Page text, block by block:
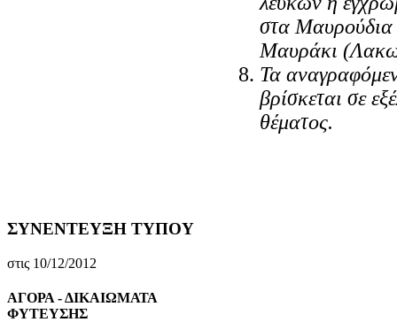
στα Μαυρούδια
Μαυράκι
Τα
βρίσκεται σε
θέματος.
ΣΥΝΕΝΤΕΥΞΗ ΤΥΠΟΥ
στις 10/12/2012
ΑΓΟΡΑ - ΔΙΚΑΙΩΜΑΤΑ
ΦΥΤΕΥΣΗΣ